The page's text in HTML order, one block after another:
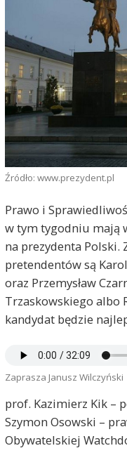
Źródło: www.prezydent.pl
Prawo i
w tym tygodniu mają
na prezydenta Polski.
pretendentów są
oraz Przemysław
Trzaskowskiego albo
kandydat będzie
Zaprasza Janusz Wilczyński
prof. Kazimierz Kik –
Szymon Osowski –
Obywatelskiej